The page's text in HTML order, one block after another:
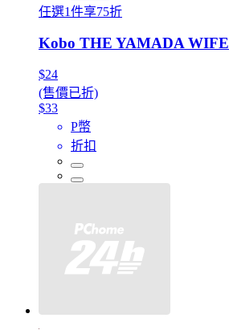
任選1件享75折
Kobo THE YAMADA WIFE
$24
(售價已折)
$33
P幣
折扣